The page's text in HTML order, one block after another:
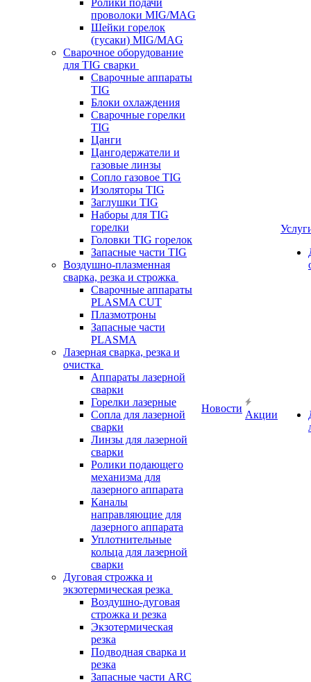
Ролики подачи
проволоки MIG/MAG
Шейки горелок
(гусаки) MIG/MAG
Сварочное оборудование
для TIG сварки
Сварочные аппараты
TIG
Блоки охлаждения
Сварочные горелки
TIG
Цанги
Цангодержатели и
газовые линзы
Сопло газовое TIG
Изоляторы TIG
Заглушки TIG
Наборы для TIG
горелки
Головки TIG горелок
Запасные части TIG
Воздушно-плазменная
сварка, резка и строжка
Сварочные аппараты
PLASMA CUT
Плазмотроны
Запасные части
PLASMA
Лазерная сварка, резка и
очистка
Аппараты лазерной
сварки
Горелки лазерные
Сопла для лазерной
сварки
Линзы для лазерной
сварки
Ролики подающего
механизма для
лазерного аппарата
Каналы
направляющие для
лазерного аппарата
Уплотнительные
кольца для лазерной
сварки
Дуговая строжка и
экзотермическая резка
Воздушно-дуговая
строжка и резка
Экзотермическая
резка
Подводная сварка и
резка
Запасные части ARC
Новости
Акции